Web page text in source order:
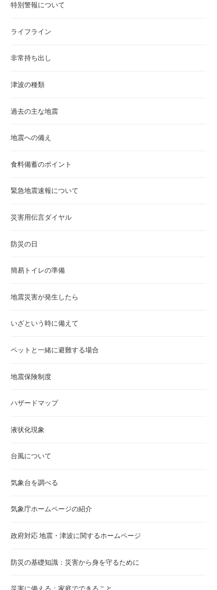
特別警報について
ライフライン
非常持ち出し
津波の種類
過去の主な地震
地震への備え
食料備蓄のポイント
緊急地震速報について
災害用伝言ダイヤル
防災の日
簡易トイレの準備
地震災害が発生したら
いざという時に備えて
ペットと一緒に避難する場合
地震保険制度
ハザードマップ
液状化現象
台風について
気象台を調べる
気象庁ホームページの紹介
政府対応 地震・津波に関するホームページ
防災の基礎知識：災害から身を守るために